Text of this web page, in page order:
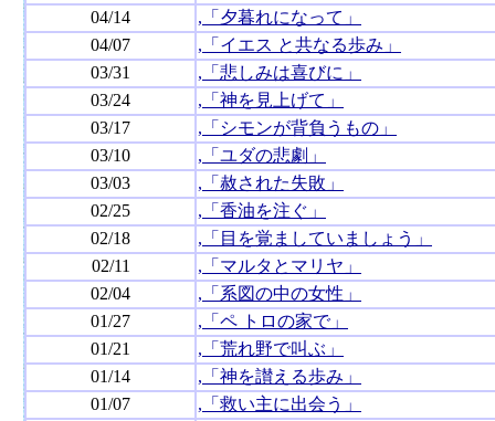
04/14
,「夕暮れになって」
04/07
,「イエス と共なる歩み」
03/31
,「悲しみは喜びに」
03/24
,「神を見上げて」
03/17
,「シモンが背負うもの」
03/10
,「ユダの悲劇」
03/03
,「赦された失敗」
02/25
,「香油を注ぐ」
02/18
,「目を覚ましていましょう」
02/11
,「マルタとマリヤ」
02/04
,「系図の中の女性」
01/27
,「ペ トロの家で」
01/21
,「荒れ野で叫ぶ」
01/14
,「神を讃える歩み」
01/07
,「救い主に出会う」